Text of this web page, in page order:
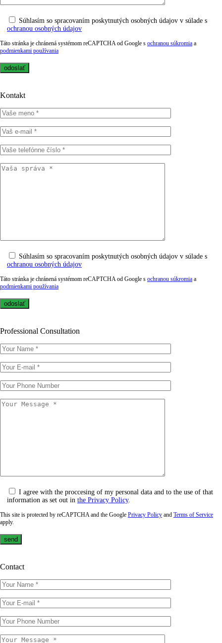
Súhlasím so spracovaním poskytnutých osobných údajov v súlade s
ochranou osobných údajov
Táto stránka je chránená systémom reCAPTCHA od Google s ochranou súkromia a
podmienkami používania
Kontakt
Súhlasím so spracovaním poskytnutých osobných údajov v súlade s
ochranou osobných údajov
Táto stránka je chránená systémom reCAPTCHA od Google s ochranou súkromia a
podmienkami používania
Professional Consultation
I agree with the proccesing of my personal data and to the use of that
information as set out in the Privacy Policy.
This site is protected by reCAPTCHA and the Google Privacy Policy and Terms of Service
apply.
Contact